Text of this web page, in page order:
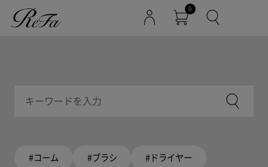
0
#コーム #ブラシ #ドライヤー